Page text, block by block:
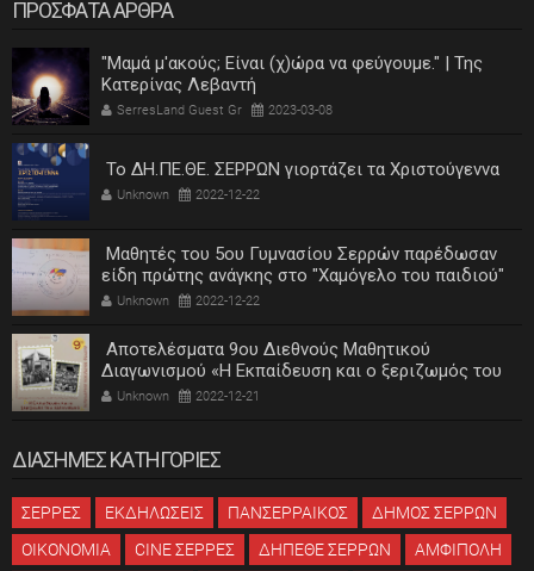
ΠΡΟΣΦΑΤΑ ΑΡΘΡΑ
"Μαμά μ'ακούς; Είναι (χ)ώρα να φεύγουμε." | Της
Κατερίνας Λεβαντή
SerresLand Guest Gr 2023-03-08
Το ΔΗ.ΠΕ.ΘΕ. ΣΕΡΡΩΝ γιορτάζει τα Χριστούγεννα
Unknown 2022-12-22
Μαθητές του 5ου Γυμνασίου Σερρών παρέδωσαν
είδη πρώτης ανάγκης στο "Χαμόγελο του παιδιού"
Unknown 2022-12-22
Αποτελέσματα 9ου Διεθνούς Μαθητικού
Διαγωνισμού «Η Εκπαίδευση και ο ξεριζωμός του
ελληνισμού»
Unknown 2022-12-21
ΔΙΑΣΗΜΕΣ ΚΑΤΗΓΟΡΙΕΣ
ΣΕΡΡΕΣ ΕΚΔΗΛΩΣΕΙΣ ΠΑΝΣΕΡΡΑΙΚΟΣ
ΔΗΜΟΣ ΣΕΡΡΩΝ
ΟΙΚΟΝΟΜΙΑ
CINE ΣΕΡΡΕΣ ΔΗΠΕΘΕ ΣΕΡΡΩΝ
ΑΜΦΙΠΟΛΗ